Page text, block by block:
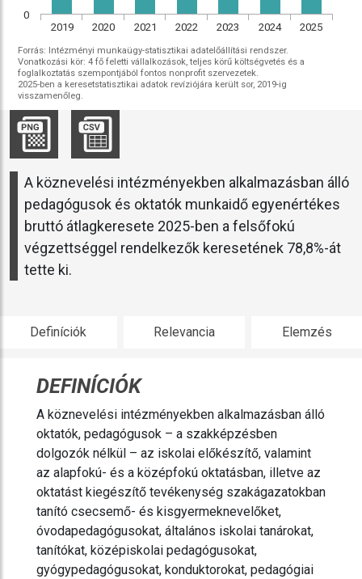
Forrás: Intézményi munkaügy-statisztikai adatelőállítási rendszer.
Vonatkozási kör: 4 fő feletti vállalkozások, teljes körű költségvetés és a
foglalkoztatás szempontjából fontos nonprofit szervezetek.
2025-ben a keresetstatisztikai adatok revíziójára került sor, 2019-ig
visszamenőleg.
2019 2020 2021 2022 2023 2024 2025
0
A köznevelési intézményekben alkalmazásban álló
pedagógusok és oktatók munkaidő egyenértékes
bruttó átlagkeresete 2025-ben a felsőfokú
végzettséggel rendelkezők keresetének 78,8%-át
tette ki.
Definíciók Relevancia Elemzés
DEFINÍCIÓK
A köznevelési intézményekben alkalmazásban álló
oktatók, pedagógusok – a szakképzésben
dolgozók nélkül – az iskolai előkészítő, valamint
az alapfokú- és a középfokú oktatásban, illetve az
oktatást kiegészítő tevékenység szakágazatokban
tanító csecsemő- és kisgyermeknevelőket,
óvodapedagógusokat, általános iskolai tanárokat,
tanítókat, középiskolai pedagógusokat,
gyógypedagógusokat, konduktorokat, pedagógiai